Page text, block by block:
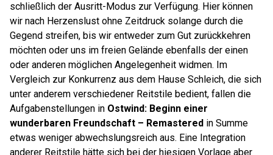
schließlich der Ausritt-Modus zur Verfügung. Hier können
wir nach Herzenslust ohne Zeitdruck solange durch die
Gegend streifen, bis wir entweder zum Gut zurückkehren
möchten oder uns im freien Gelände ebenfalls der einen
oder anderen möglichen Angelegenheit widmen. Im
Vergleich zur Konkurrenz aus dem Hause Schleich, die sich
unter anderem verschiedener Reitstile bedient, fallen die
Aufgabenstellungen in Ostwind: Beginn einer
wunderbaren Freundschaft – Remastered in Summe
etwas weniger abwechslungsreich aus. Eine Integration
anderer Reitstile hätte sich bei der hiesigen Vorlage aber